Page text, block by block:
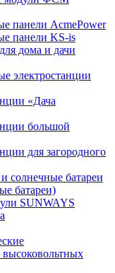
панели AcmePower
панели KS-is
дома и дачи
электростанции
«Дача
большой
для загородного
батареи
батареи)
SUNWAYS